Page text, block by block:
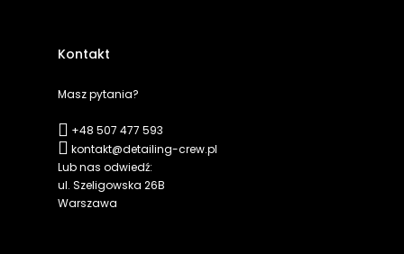
Kontakt
Masz pytania?
+48 507 477 593
kontakt@detailing-crew.pl
Lub nas odwiedź:
ul. Szeligowska 26B
Warszawa